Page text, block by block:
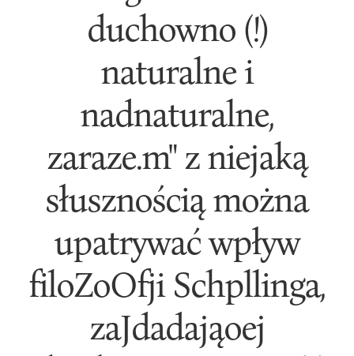
duchowno (!)
naturalne i
nadnaturalne,
zaraze.m" z niejaką
słusznością można
upatrywać wpływ
filoZoOfji Schpllinga,
zaJdadająoej